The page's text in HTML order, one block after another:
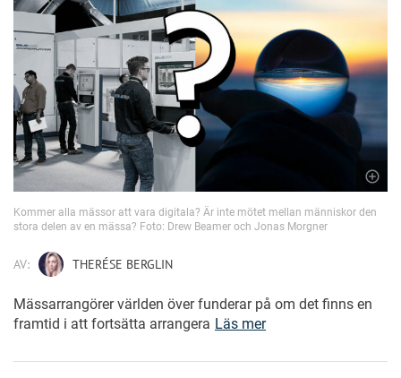
Kommer alla mässor att vara digitala? Är inte mötet mellan människor den
stora delen av en mässa? Foto: Drew Beamer och Jonas Morgner
AV: THERÉSE BERGLIN
Mässarrangörer världen över funderar på om det finns en
framtid i att fortsätta arrangera Läs mer